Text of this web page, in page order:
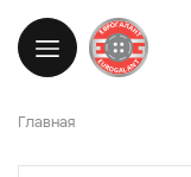
Главная